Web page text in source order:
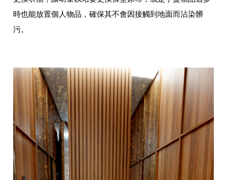
時也能放置個人物品，確保其不會因接觸到地面而沾染髒
污。